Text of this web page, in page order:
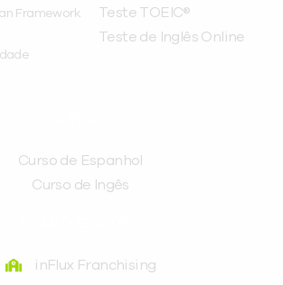
Framework
Teste TOEIC®
Teste de Inglês Online
Curso de Espanhol
Curso de Ingês
inFlux Franchising